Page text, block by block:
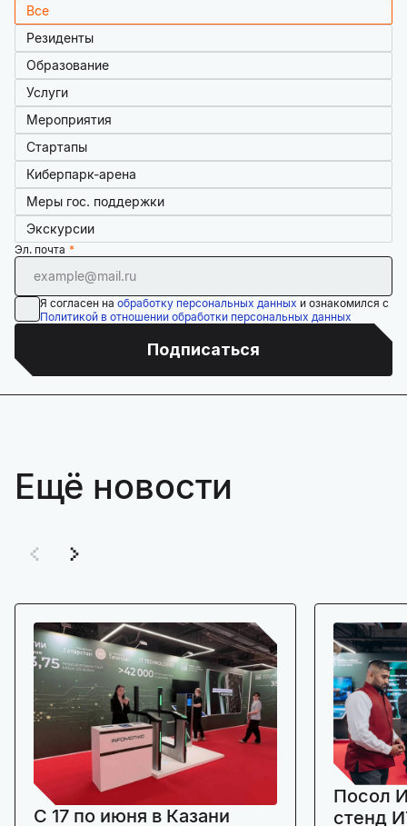
Все
Резиденты
Образование
Услуги
Мероприятия
Стартапы
Киберпарк-арена
Меры гос. поддержки
Экскурсии
Эл. почта
Я согласен на обработку персональных данных и ознакомился с
Политикой в отношении обработки персональных данных
Подписаться
Ещё новости
C 17 по июня в Казани
Посол
стенд